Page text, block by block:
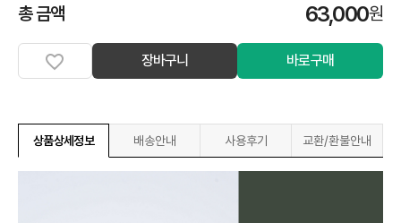
총 금액 63,000원
장바구니 바로구매
상품상세정보 배송안내 사용후기 교환/환불안내